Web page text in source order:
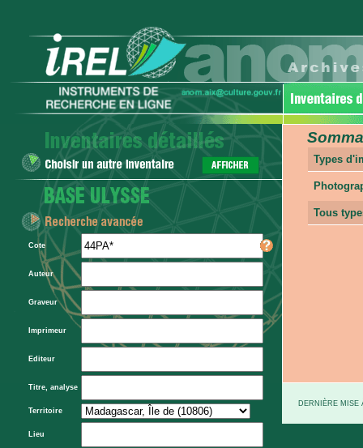
Cote
Auteur
Graveur
Imprimeur
Editeur
Titre, analyse
Territoire
Lieu
Types
Tous
DERNIÈRE MISE